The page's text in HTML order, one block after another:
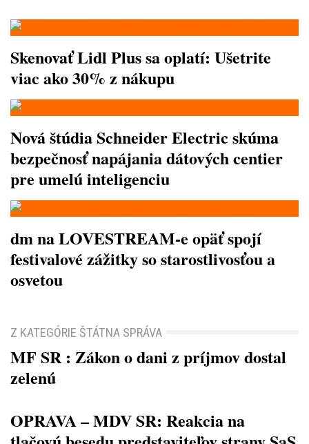
Skenovať Lidl Plus sa oplatí: Ušetrite
viac ako 30% z nákupu
Nová štúdia Schneider Electric skúma
bezpečnosť napájania dátových centier
pre umelú inteligenciu
dm na LOVESTREAM-e opäť spojí
festivalové zážitky so starostlivosťou a
osvetou
Z KATEGÓRIE ŠTÁTNA SPRÁVA
MF SR : Zákon o dani z príjmov dostal
zelenú
OPRAVA – MDV SR: Reakcia na